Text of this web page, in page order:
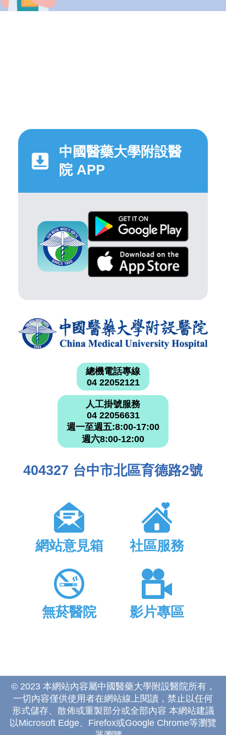
中國醫藥大學附設醫
院 APP
總機電話專線
04 22052121
人工掛號服務
04 22056631
週一至週五:8:00-17:00
週六8:00-12:00
404327 台中市北區育德路2號
網站意見箱 社區服務
無菸醫院 影片專區
© 2023 本網站內容屬中國醫藥大學附設醫院所有，
一切內容僅供使用者在網站線上閱讀，禁止以任何
形式儲存、散佈或重製部分或全部內容 本網站建議
以Microsoft Edge、Firefox或Google Chrome等瀏覽